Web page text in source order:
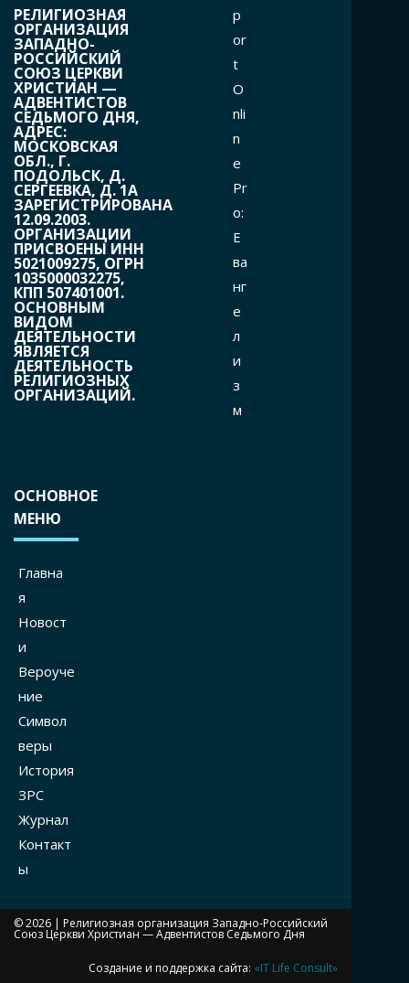
РЕЛИГИОЗНАЯ
ОРГАНИЗАЦИЯ
ЗАПАДНО-
РОССИЙСКИЙ
СОЮЗ ЦЕРКВИ
ХРИСТИАН —
АДВЕНТИСТОВ
СЕДЬМОГО ДНЯ,
АДРЕС:
МОСКОВСКАЯ
ОБЛ., Г.
ПОДОЛЬСК, Д.
СЕРГЕЕВКА, Д. 1А
ЗАРЕГИСТРИРОВАНА
12.09.2003.
ОРГАНИЗАЦИИ
ПРИСВОЕНЫ ИНН
5021009275, ОГРН
1035000032275,
КПП 507401001.
ОСНОВНЫМ
ВИДОМ
ДЕЯТЕЛЬНОСТИ
ЯВЛЯЕТСЯ
ДЕЯТЕЛЬНОСТЬ
РЕЛИГИОЗНЫХ
ОРГАНИЗАЦИЙ.
p
or
t
O
nli
n
e
Pr
o:
Е
ва
нг
е
л
и
з
м
ОСНОВНОЕ
МЕНЮ
Главна
я
Новост
и
Вероуче
ние
Символ
веры
История
ЗРС
Журнал
Контакт
ы
© 2026 | Религиозная организация Западно-Российский
Союз Церкви Христиан — Адвентистов Седьмого Дня
Создание и поддержка сайта: «IT Life Consult»